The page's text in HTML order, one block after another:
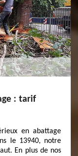
: tarif
en abattage
le 13940, notre
En plus de nos